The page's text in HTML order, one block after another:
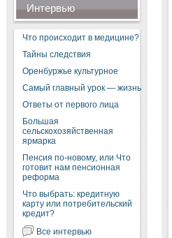
Интервью
Что происходит в медицине?
Тайны следствия
Оренбуржье культурное
Самый главный урок — жизнь
Ответы от первого лица
Большая
сельскохозяйственная
ярмарка
Пенсия по-новому, или Что
готовит нам пенсионная
реформа
Что выбрать: кредитную
карту или потребительский
кредит?
Все интервью